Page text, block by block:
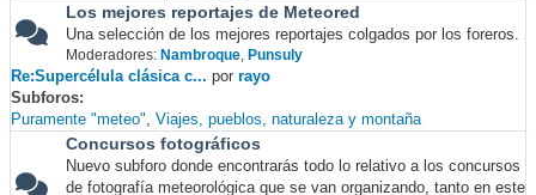
Los mejores reportajes de Meteored
Una selección de los mejores reportajes colgados por los foreros.
Moderadores: Nambroque, Punsuly
Re:Supercélula clásica c... por rayo
Subforos
Puramente "meteo" Viajes, pueblos, naturaleza y montaña
Concursos fotográficos
Nuevo subforo donde encontrarás todo lo relativo a los concursos
de fotografía meteorológica que se van organizando, tanto en este